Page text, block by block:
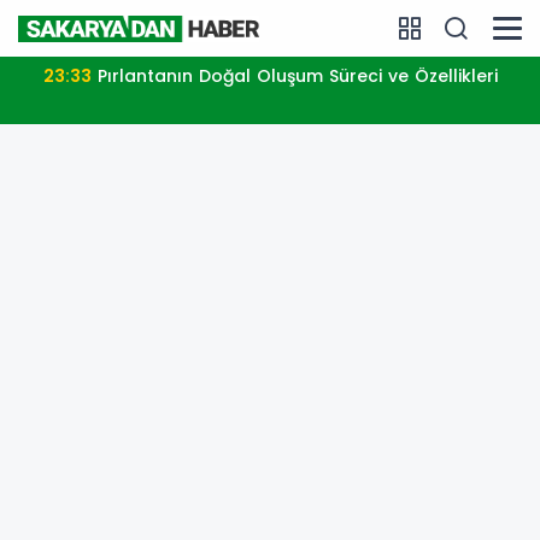
23:33 Pırlantanın Doğal Oluşum Süreci ve Özellikleri